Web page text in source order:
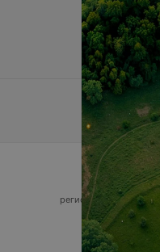
© 2026 ООО
регистрирующий
220012,
улица